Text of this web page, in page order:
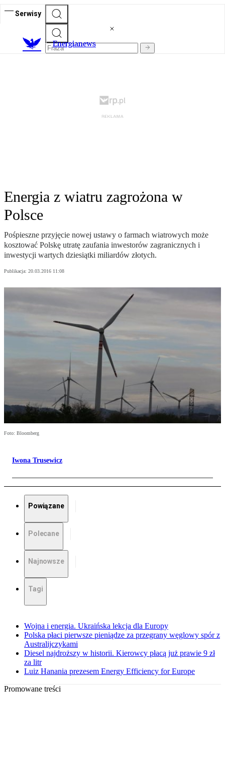
Serwisy
Energianews
Energia z wiatru zagrożona w
Polsce
Pośpieszne przyjęcie nowej ustawy o farmach wiatrowych może
kosztować Polskę utratę zaufania inwestorów zagranicznych i
inwestycji wartych dziesiątki miliardów złotych.
Publikacja: 20.03.2016 11:08
Foto: Bloomberg
Iwona Trusewicz
Powiązane
Polecane
Najnowsze
Tagi
Wojna i energia. Ukraińska lekcja dla Europy
Polska płaci pierwsze pieniądze za przegrany węglowy spór z
Australijczykami
Diesel najdroższy w historii. Kierowcy płacą już prawie 9 zł
za litr
Luiz Hanania prezesem Energy Efficiency for Europe
Promowane treści